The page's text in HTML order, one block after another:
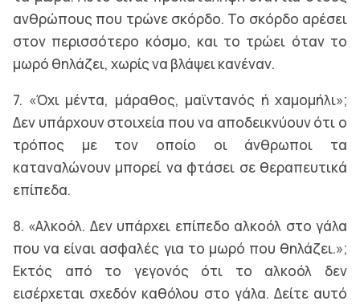
ανθρώπους που τρώνε σκόρδο. Το σκόρδο αρέσει
στον περισσότερο κόσμο, και το τρώει όταν το
μωρό θηλάζει, χωρίς να βλάψει κανέναν.
7. «Όχι μέντα, μάραθος, μαϊντανός ή χαμομήλι»;
Δεν υπάρχουν στοιχεία που να αποδεικνύουν ότι ο
τρόπος με τον οποίο οι άνθρωποι τα
καταναλώνουν μπορεί να φτάσει σε θεραπευτικά
επίπεδα.
8. «Αλκοόλ. Δεν υπάρχει επίπεδο αλκοόλ στο γάλα
που να είναι ασφαλές για το μωρό που θηλάζει.»;
Εκτός από το γεγονός ότι το αλκοόλ δεν
εισέρχεται σχεδόν καθόλου στο γάλα. Δείτε αυτό